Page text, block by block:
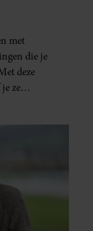
met
die je
deze
ze